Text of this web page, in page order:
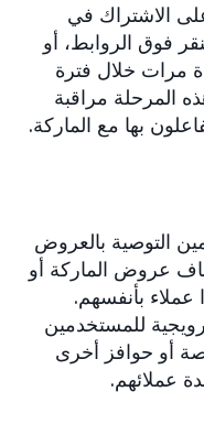
الاشتراك في
فوق الروابط، أو
مرات خلال فترة
المرحلة مراقبة
بها مع الماركة.
التوصية بالعروض
عروض الماركة أو
بأنفسهم.
للمستخدمين
أو حوافز أخرى
عملائهم.